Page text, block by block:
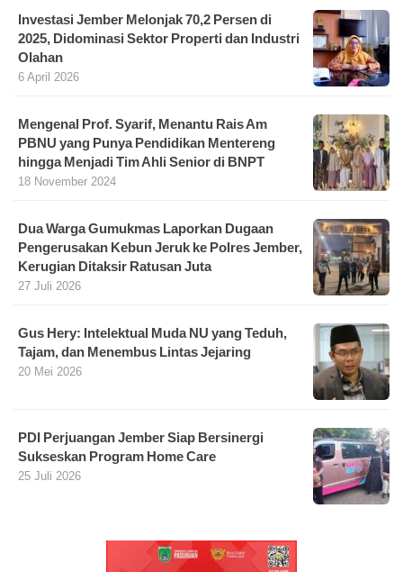
Investasi Jember Melonjak 70,2 Persen di
2025, Didominasi Sektor Properti dan Industri
Olahan
6 April 2026
Mengenal Prof. Syarif, Menantu Rais Am
PBNU yang Punya Pendidikan Mentereng
hingga Menjadi Tim Ahli Senior di BNPT
18 November 2024
Dua Warga Gumukmas Laporkan Dugaan
Pengerusakan Kebun Jeruk ke Polres Jember,
Kerugian Ditaksir Ratusan Juta
27 Juli 2026
Gus Hery: Intelektual Muda NU yang Teduh,
Tajam, dan Menembus Lintas Jejaring
20 Mei 2026
PDI Perjuangan Jember Siap Bersinergi
Sukseskan Program Home Care
25 Juli 2026